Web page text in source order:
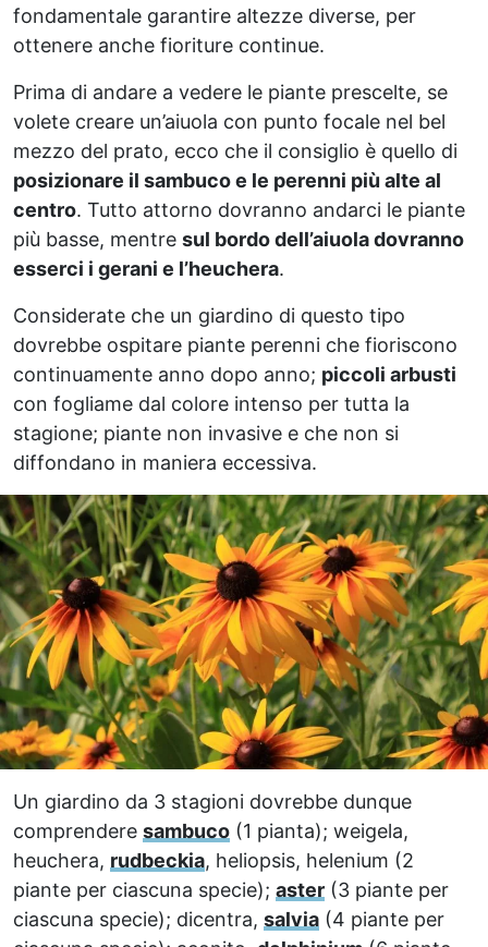
fondamentale garantire altezze diverse, per
ottenere anche fioriture continue.
Prima di andare a vedere le piante prescelte, se
volete creare un’aiuola con punto focale nel bel
mezzo del prato, ecco che il consiglio è quello di
posizionare il sambuco e le perenni più alte al
centro. Tutto attorno dovranno andarci le piante
più basse, mentre sul bordo dell’aiuola dovranno
esserci i gerani e l’heuchera.
Considerate che un giardino di questo tipo
dovrebbe ospitare piante perenni che fioriscono
continuamente anno dopo anno; piccoli arbusti
con fogliame dal colore intenso per tutta la
stagione; piante non invasive e che non si
diffondano in maniera eccessiva.
Un giardino da 3 stagioni dovrebbe dunque
comprendere sambuco (1 pianta); weigela,
heuchera, rudbeckia, heliopsis, helenium (2
piante per ciascuna specie); aster (3 piante per
ciascuna specie); dicentra, salvia (4 piante per